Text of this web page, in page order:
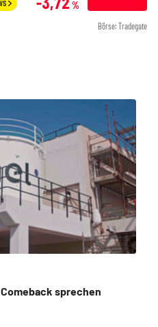
%
Börse: Tradegate
sprechen